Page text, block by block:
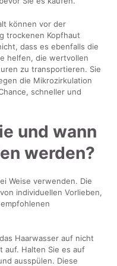
können vor der
trockenen Kopfhaut
dass es ebenfalls die
helfen, die wertvollen
zu transportieren. Sie
die Mikrozirkulation
schneller und
und wann
werden?
Weise verwenden. Die
individuellen Vorlieben,
Haarwasser auf nicht
auf. Halten Sie es auf
ausspülen. Diese